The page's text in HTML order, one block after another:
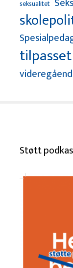
seksualitet
Støtt